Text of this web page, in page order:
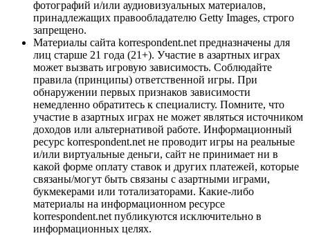
фотографий и/или аудиовизуальных материалов,
принадлежащих правообладателю Getty Images, строго
запрещено.
Материалы сайта korrespondent.net предназначены для
лиц старше 21 года (21+). Участие в азартных играх
может вызвать игровую зависимость. Соблюдайте
правила (принципы) ответственной игры. При
обнаружении первых признаков зависимости
немедленно обратитесь к специалисту. Помните, что
участие в азартных играх не может являться источником
доходов или альтернативой работе. Информационный
ресурс korrespondent.net не проводит игры на реальные
и/или виртуальные деньги, сайт не принимает ни в
какой форме оплату ставок и других платежей, которые
связаны/могут быть связаны с азартными играми,
букмекерами или тотализаторами. Какие-либо
материалы на информационном ресурсе
korrespondent.net публикуются исключительно в
информационных целях.